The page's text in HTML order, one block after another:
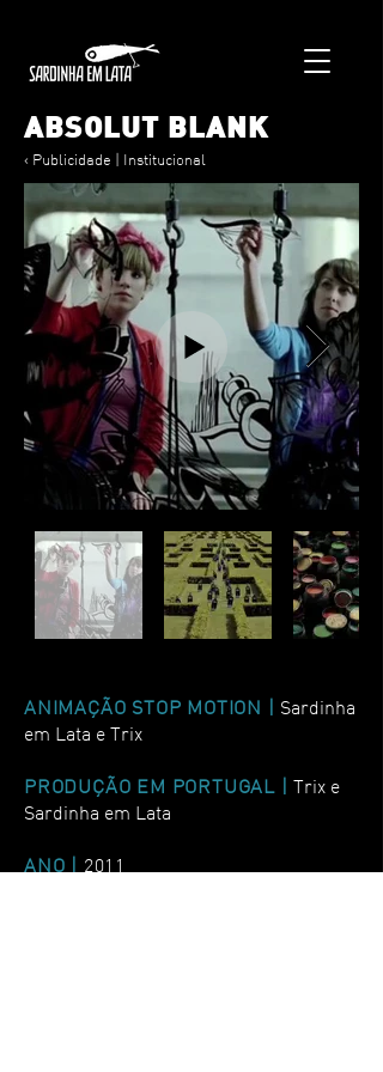
ABSOLUT BLANK
< Publicidade | Institucional
ANIMAÇÃO STOP MOTION | Sardinha
em Lata e Trix
PRODUÇÃO EM PORTUGAL |Trix e
Sardinha em Lata
ANO | 2011